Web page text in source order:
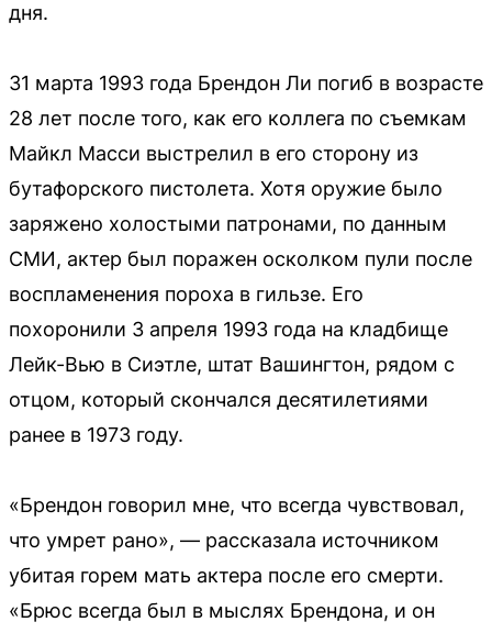
дня.
31 марта 1993 года Брендон Ли погиб в возрасте
28 лет после того, как его коллега по съемкам
Майкл Масси выстрелил в его сторону из
бутафорского пистолета. Хотя оружие было
заряжено холостыми патронами, по данным
СМИ, актер был поражен осколком пули после
воспламенения пороха в гильзе. Его
похоронили 3 апреля 1993 года на кладбище
Лейк-Вью в Сиэтле, штат Вашингтон, рядом с
отцом, который скончался десятилетиями
ранее в 1973 году.
«Брендон говорил мне, что всегда чувствовал,
что умрет рано», — рассказала источником
убитая горем мать актера после его смерти.
«Брюс всегда был в мыслях Брендона, и он